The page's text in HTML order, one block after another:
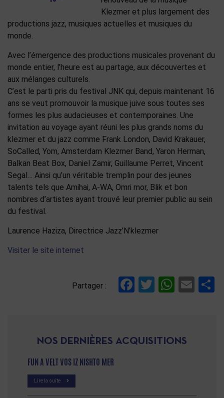
Klezmer et plus largement des
productions jazz, musiques actuelles et musiques du
monde.
Avec l’émergence des productions musicales provenant du
monde entier, l’heure est au partage, aux découvertes et
aux mélanges culturels.
C’est le parti pris du festival JNK qui, depuis maintenant 16
ans se veut promouvoir la musique juive sous toutes ses
formes les plus audacieuses et contemporaines. Une
invitation au voyage ayant réuni les plus grands noms du
klezmer et du jazz comme Frank London, David Krakauer,
SoCalled, Yom, Amsterdam Klezmer Band, Yaron Herman,
Balkan Beat Box, Daniel Zamir, Guillaume Perret, Vincent
Segal… Ainsi qu’un véritable tremplin pour des jeunes
talents tels que Amihai, A-WA, Omri mor, Blik et bon
nombres d’artistes ayant trouvé leur premier public au sein
du festival.
Laurence Haziza, Directrice Jazz’N’klezmer
Visiter le site internet
Partager : Facebook
Twitter
NOS DERNIÈRES ACQUISITIONS
FUN A VELT VOS IZ NISHTO MER
Lire la suite